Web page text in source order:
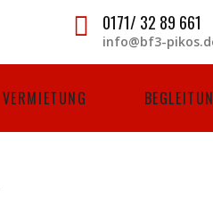
0171/ 32 89 661
info@bf3-
VERMIETUNG